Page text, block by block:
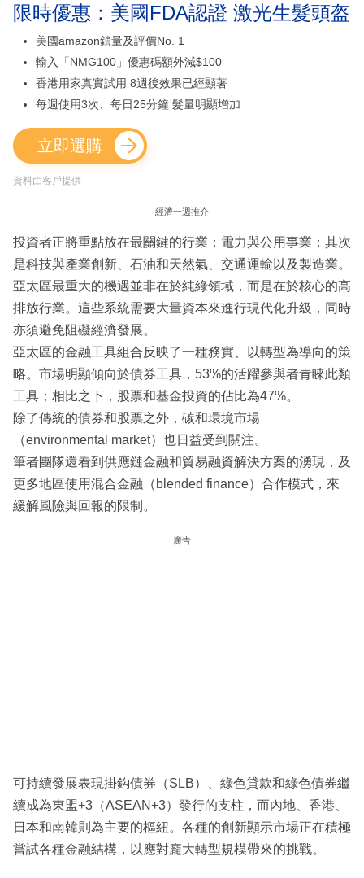
限時優惠：美國FDA認證 激光生髮頭盔
美國amazon鎖量及評價No. 1
輸入「NMG100」優惠碼額外減$100
香港用家真實試用 8週後效果已經顯著
每週使用3次、每日25分鐘 髮量明顯增加
立即選購
資料由客戶提供
經濟一週推介
投資者正將重點放在最關鍵的行業：電力與公用事業；其次
是科技與產業創新、石油和天然氣、交通運輸以及製造業。
亞太區最重大的機遇並非在於純綠領域，而是在於核心的高
排放行業。這些系統需要大量資本來進行現代化升級，同時
亦須避免阻礙經濟發展。
亞太區的金融工具組合反映了一種務實、以轉型為導向的策
略。市場明顯傾向於債券工具，53%的活躍參與者青睞此類
工具；相比之下，股票和基金投資的佔比為47%。
除了傳統的債券和股票之外，碳和環境市場
（environmental market）也日益受到關注。
筆者團隊還看到供應鏈金融和貿易融資解決方案的湧現，及
更多地區使用混合金融（blended finance）合作模式，來
緩解風險與回報的限制。
廣告
可持續發展表現掛鈎債券（SLB）、綠色貸款和綠色債券繼
續成為東盟+3（ASEAN+3）發行的支柱，而內地、香港、
日本和南韓則為主要的樞紐。各種的創新顯示市場正在積極
嘗試各種金融結構，以應對龐大轉型規模帶來的挑戰。